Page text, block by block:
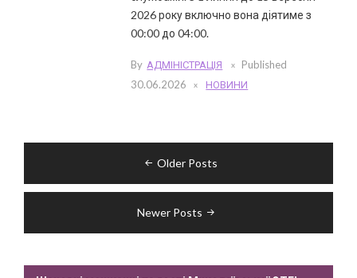
2026 року включно вона діятиме з
00:00 до 04:00.
By АДМІНІСТРАЦІЯ
Published
30.06.2026
НОВИНИ
записами
Older Posts
Newer Posts